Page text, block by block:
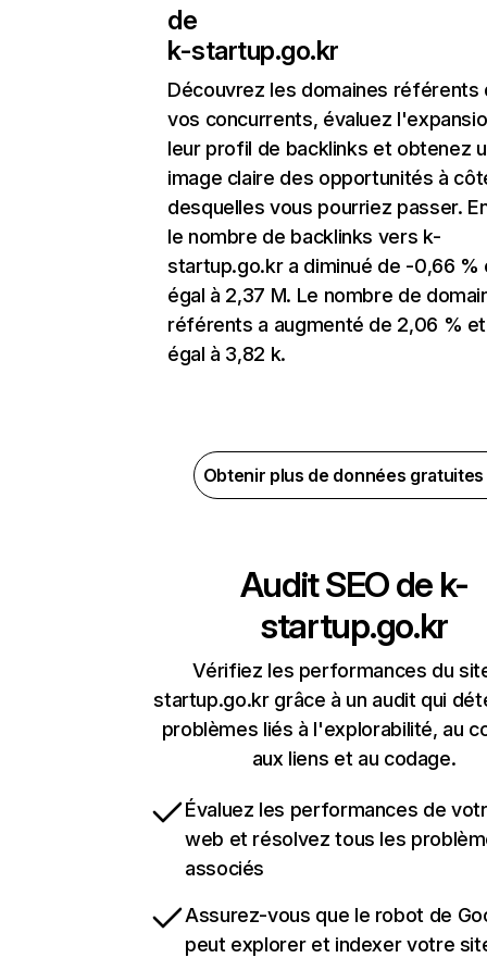
de
k-startup.go.kr
Découvrez les domaines référents
vos concurrents, évaluez
leur profil de backlinks et obtenez
image claire des opportunités à
desquelles vous pourriez passer.
le nombre de backlinks vers k-
startup.go.kr a diminué de -0,66 %
égal à 2,37 M. Le nombre de
référents a augmenté de 2,06 %
égal à 3,82 k.
Obtenir plus de données
Audit SEO de k-
startup.go.kr
Vérifiez les performances du
startup.go.kr grâce à un audit qui
problèmes liés à l'explorabilité, au
aux liens et au codage.
Évaluez les performances de
web et résolvez tous les
associés
Assurez-vous que le robot de
peut explorer et indexer votre